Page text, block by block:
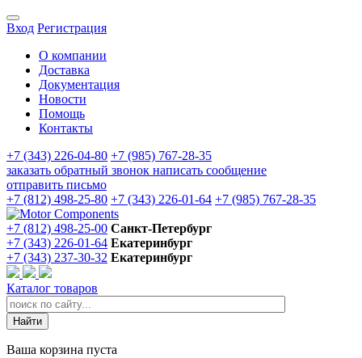
Вход Регистрация
О компании
Доставка
Документация
Новости
Помощь
Контакты
+7 (343) 226-04-80 +7 (985) 767-28-35
заказать обратный звонок написать сообщение
отправить письмо
+7 (812) 498-25-80 +7 (343) 226-01-64 +7 (985) 767-28-35
+7 (812) 498-25-00 Санкт-Петербург
+7 (343) 226-01-64 Екатеринбург
+7 (343) 237-30-32 Екатеринбург
Каталог товаров
Ваша корзина пуста